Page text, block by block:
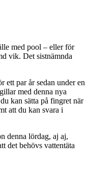
med pool – eller för
vik. Det sistnämnda
ett par år sedan under en
med denna nya
kan sätta på fingret när
att du kan svara i
denna lördag, aj aj,
det behövs vattentäta